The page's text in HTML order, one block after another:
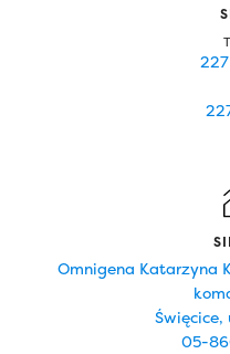
Omnigena Katarzyna
05-